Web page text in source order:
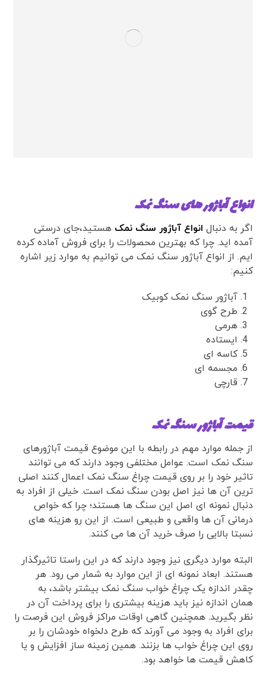
انواع آباژور های سنگ نمک
اگر به دنبال انواع آباژور سنگ نمک هستید،جای درستی
آمده اید. چرا که بهترین محصولات را برای فروش آماده کرده
ایم. از انواع آباژور سنگ نمک می‌ توانیم به موارد زیر اشاره
کنیم:
آباژور سنگ نمک کوبیک
طرح گوی
هرمی
ایستاده
کاسه ای
مجسمه ای
قارچی
قیمت آباژور سنگ نمک
از جمله موارد مهم در رابطه با این موضوع قیمت آباژورهای
سنگ نمک است. عوامل مختلفی وجود دارند که می توانند
تاثیر خود را بر روی قیمت چراغ سنگ نمک اعمال کنند اصلی
ترین آن ها نیز اصل بودن سنگ نمک است. خیلی از افراد به
دنبال نمونه ای اصل این سنگ ها هستند؛ چرا که خواص
درمانی آن ها واقعی و طبیعی است. از این رو هزینه های
نسبتا بالایی را صرف خرید آن ها می کنند.
البته موارد دیگری نیز وجود دارند که در این راستا تاثیرگذار
هستند. ابعاد نمونه ای از این موارد به شمار می رود. هر
چقدر اندازه یک چراغ خواب سنگ نمک بیشتر باشد، به
همان اندازه نیز باید هزینه بیشتری را برای پرداخت آن در
نظر بگیرید. همچنین گاهی اوقات مراکز فروش این فرصت را
برای افراد به وجود می آورند که طرح دلخواه خودشان را بر
روی این چراغ خواب ها بزنند. همین زمینه ساز افزایش و یا
کاهش قیمت ها خواهد بود.